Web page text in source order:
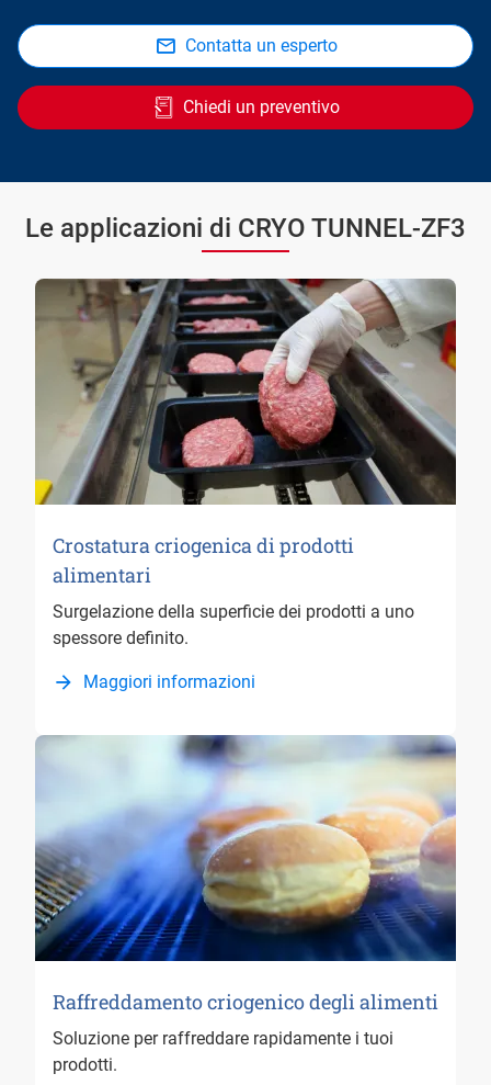
Contatta un esperto
Chiedi un preventivo
Le applicazioni di CRYO TUNNEL-ZF3
Crostatura criogenica di prodotti
alimentari
Surgelazione della superficie dei prodotti a uno
spessore definito.
Maggiori informazioni
Raffreddamento criogenico degli alimenti
Soluzione per raffreddare rapidamente i tuoi
prodotti.